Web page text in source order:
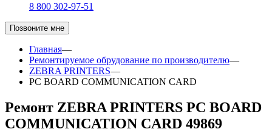
8 800 302-97-51
Позвоните мне
Главная—
Ремонтируемое обрудование по производителю—
ZEBRA PRINTERS—
PC BOARD COMMUNICATION CARD
Ремонт ZEBRA PRINTERS PC BOARD
COMMUNICATION CARD 49869